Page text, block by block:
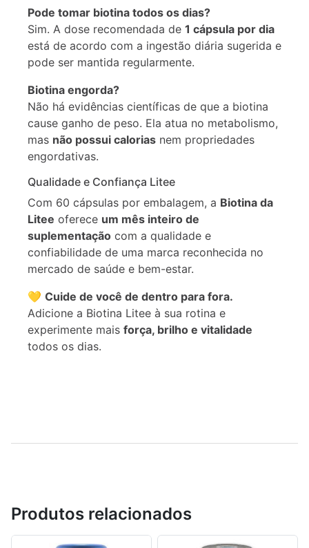
Pode tomar biotina todos os dias?
Sim. A dose recomendada de 1 cápsula por dia
está de acordo com a ingestão diária sugerida e
pode ser mantida regularmente.
Biotina engorda?
Não há evidências científicas de que a biotina
cause ganho de peso. Ela atua no metabolismo,
mas não possui calorias nem propriedades
engordativas.
Qualidade e Confiança Litee
Com 60 cápsulas por embalagem, a Biotina da
Litee oferece um mês inteiro de
suplementação com a qualidade e
confiabilidade de uma marca reconhecida no
mercado de saúde e bem-estar.
💛 Cuide de você de dentro para fora.
Adicione a Biotina Litee à sua rotina e
experimente mais força, brilho e vitalidade
todos os dias.
Produtos relacionados